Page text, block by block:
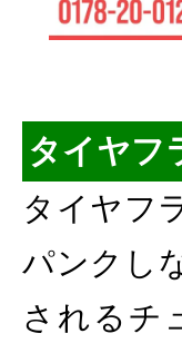
タイヤフ
タイヤフ
パンクし
されるチ